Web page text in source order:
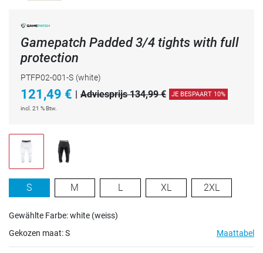
Gamepatch Padded 3/4 tights with full
protection
PTFP02-001-S (white)
121,49 € | Adviesprijs 134,99 € JE BESPAART 10%
incl. 21 % Btw.
S M L XL 2XL
Gewählte Farbe: white (weiss)
Gekozen maat:S Maattabel